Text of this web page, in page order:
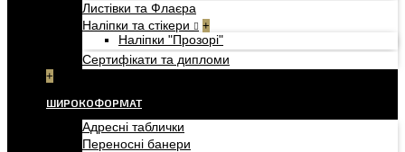
Листівки та Флаєра
Наліпки та стікери
+
Наліпки "Прозорі"
Сертифікати та дипломи
+
ШИРОКОФОРМАТ
Адресні таблички
Переносні банери